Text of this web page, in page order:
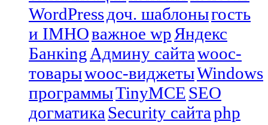
WordPressдоч. шаблоныгость
и IMHOважное wp Яндекс
Банкing Админу сайтаwooc-
товарыwooc-виджетыWindows
программыTinyMCE SEO
догматика Security сайтаphp